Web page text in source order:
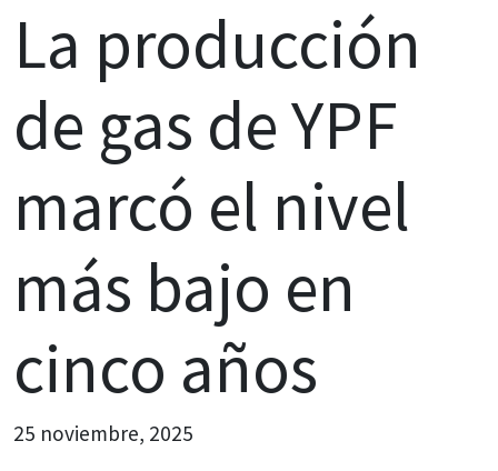
La producción
de gas de YPF
marcó el nivel
más bajo en
cinco años
25 noviembre, 2025